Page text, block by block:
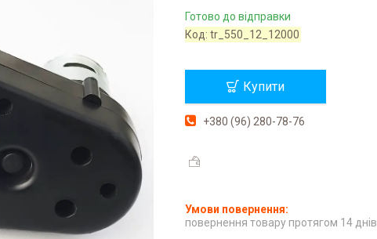
Готово до відправки
Код:tr_550_12_12000
Купити
+380 (96) 280-78-76
повернення товару протягом 14 днів